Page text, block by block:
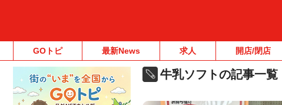
GOトピ 最新News 求人 開店/閉店
牛乳ソフトの記事一覧